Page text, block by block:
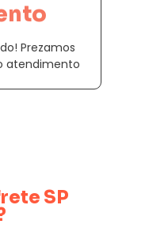
Prezamos
atendimento
SP